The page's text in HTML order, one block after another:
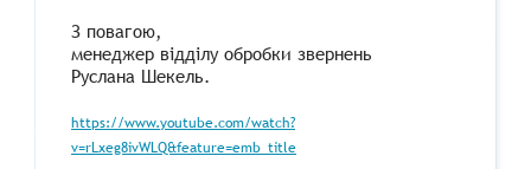
З повагою,
менеджер відділу обробки звернень
Руслана Шекель.
https://www.youtube.com/watch?
v=rLxeg8ivWLQ&feature=emb_title